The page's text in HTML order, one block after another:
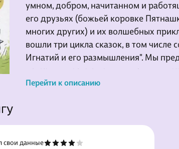
умном, добром, начитанном и
его друзьях (божьей коровке
многих других) и их волшебных
вошли три цикла сказок, в том числе
Игнатий и его размышления". Мы
истории вместе с детьми: малыши
сказочных персонажей, а взрослые -
Перейти к описанию
свои данные